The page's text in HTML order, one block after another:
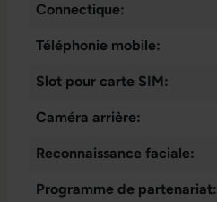
Connectique:
Téléphonie mobile:
Slot pour carte SIM:
Caméra arrière:
Reconnaissance faciale:
Programme de partenariat: